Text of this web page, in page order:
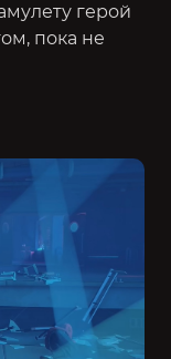
герой
пока не